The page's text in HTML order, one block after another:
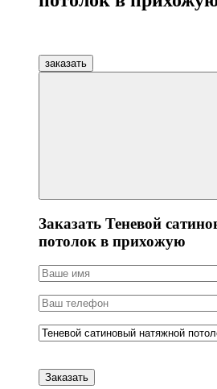
заказать
Заказать Теневой
потолок в прихожую